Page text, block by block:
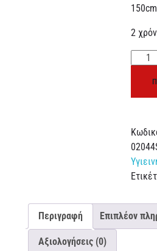
150cm
2
Περιγραφή Επιπλέον
Αξιολογήσεις (0)